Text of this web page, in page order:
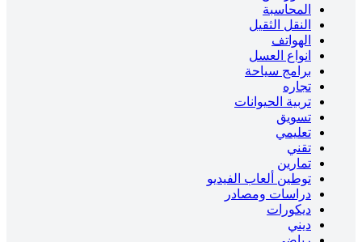
المحاسبة
النقل الثقيل
الهواتف
انواع العسل
برامج سياحة
تجاره
تربية الحيوانات
تسويق
تعليمي
تقني
تمارين
توطين ألعاب الفيديو
دراسات ومصادر
ديكورات
ديني